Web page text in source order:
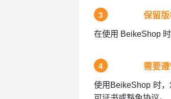
3 保留
在使用 BeikeShop
4 需要
使用BeikeShop 时